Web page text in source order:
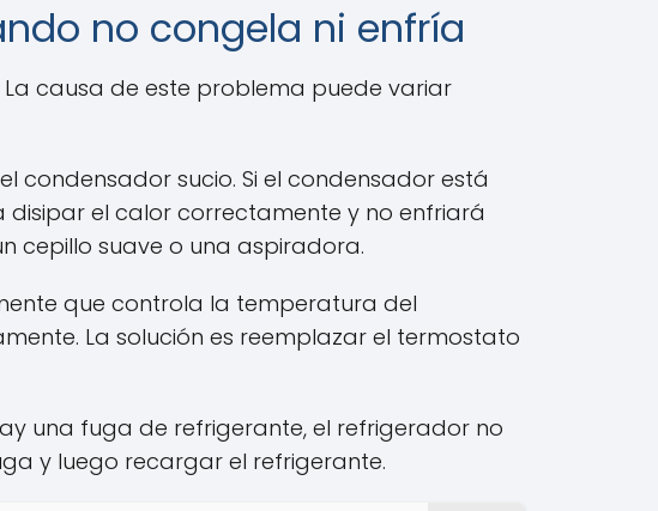
no congela ni enfría
causa de este problema puede variar
condensador sucio. Si el condensador está
el calor correctamente y no enfriará
cepillo suave o una aspiradora.
que controla la temperatura del
La solución es reemplazar el termostato
una fuga de refrigerante, el refrigerador no
y luego recargar el refrigerante.